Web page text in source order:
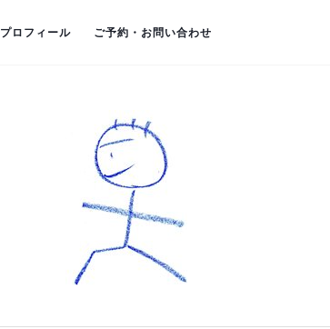
プロフィール ご予約・お問い合わせ